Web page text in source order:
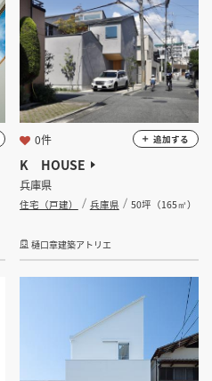
検索するK HOUSE
兵庫県
住宅（戸建） 兵庫県 50坪（165㎡）
樋口章建築アトリエ
0件 追加する